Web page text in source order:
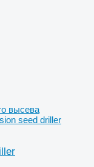
высева
seed driller